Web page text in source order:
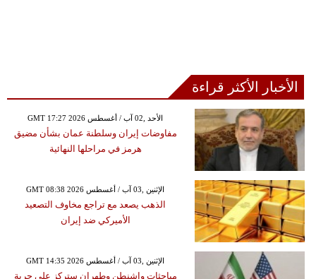
الأخبار الأكثر قراءة
GMT 17:27 2026 الأحد ,02 آب / أغسطس
مفاوضات إيران وسلطنة عمان بشأن مضيق
هرمز في مراحلها النهائية
GMT 08:38 2026 الإثنين ,03 آب / أغسطس
الذهب يصعد مع تراجع مخاوف التصعيد
الأميركي ضد إيران
GMT 14:35 2026 الإثنين ,03 آب / أغسطس
مباحثات واشنطن وطهران ستركز على حرية